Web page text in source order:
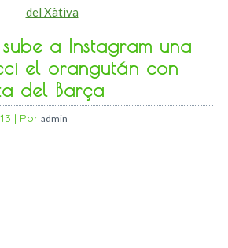
del Xàtiva
a Instagram una
el orangután con
del Barça
| Por admin